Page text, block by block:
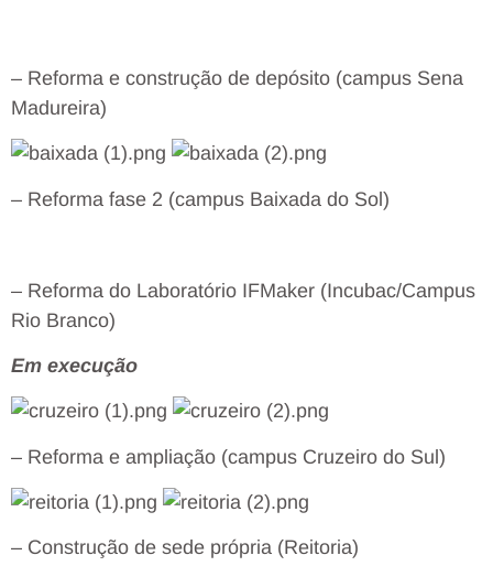
– Reforma e construção de depósito (campus Sena
Madureira)
– Reforma fase 2 (campus Baixada do Sol)
– Reforma do Laboratório IFMaker (Incubac/Campus
Rio Branco)
Em execução
– Reforma e ampliação (campus Cruzeiro do Sul)
– Construção de sede própria (Reitoria)